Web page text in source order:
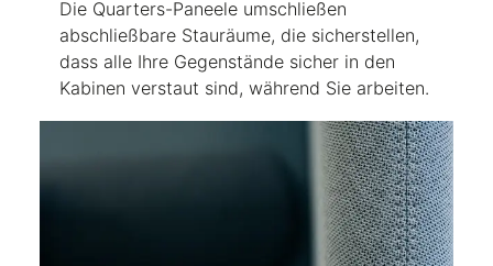
Die Quarters-Paneele umschließen
abschließbare Stauräume, die sicherstellen,
dass alle Ihre Gegenstände sicher in den
Kabinen verstaut sind, während Sie arbeiten.